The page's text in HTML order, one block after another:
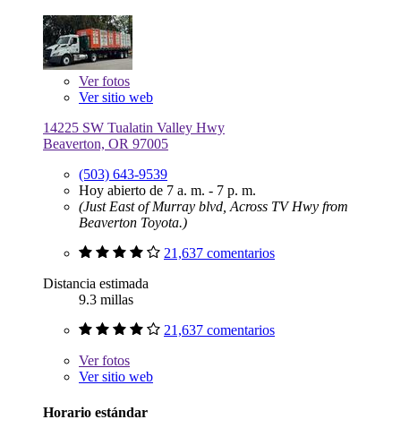
Verfotos
Ver sitio web
14225 SW Tualatin Valley Hwy
Beaverton, OR 97005
(503) 643-9539
Hoy abierto de 7 a. m. - 7 p. m.
(Just East of Murray blvd, Across TV Hwy from
Beaverton Toyota.)
21,637 comentarios
Distancia estimada
9.3 millas
21,637 comentarios
Verfotos
Ver sitio web
Horario estándar